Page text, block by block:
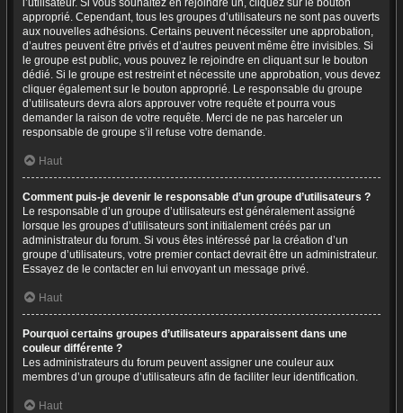
l’utilisateur. Si vous souhaitez en rejoindre un, cliquez sur le bouton
approprié. Cependant, tous les groupes d’utilisateurs ne sont pas ouverts
aux nouvelles adhésions. Certains peuvent nécessiter une approbation,
d’autres peuvent être privés et d’autres peuvent même être invisibles. Si
le groupe est public, vous pouvez le rejoindre en cliquant sur le bouton
dédié. Si le groupe est restreint et nécessite une approbation, vous devez
cliquer également sur le bouton approprié. Le responsable du groupe
d’utilisateurs devra alors approuver votre requête et pourra vous
demander la raison de votre requête. Merci de ne pas harceler un
responsable de groupe s’il refuse votre demande.
Haut
Comment puis-je devenir le responsable d’un groupe d’utilisateurs ?
Le responsable d’un groupe d’utilisateurs est généralement assigné
lorsque les groupes d’utilisateurs sont initialement créés par un
administrateur du forum. Si vous êtes intéressé par la création d’un
groupe d’utilisateurs, votre premier contact devrait être un administrateur.
Essayez de le contacter en lui envoyant un message privé.
Haut
Pourquoi certains groupes d’utilisateurs apparaissent dans une
couleur différente ?
Les administrateurs du forum peuvent assigner une couleur aux
membres d’un groupe d’utilisateurs afin de faciliter leur identification.
Haut